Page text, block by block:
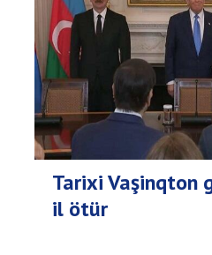
Tarixi Vaşinqton
il ötür